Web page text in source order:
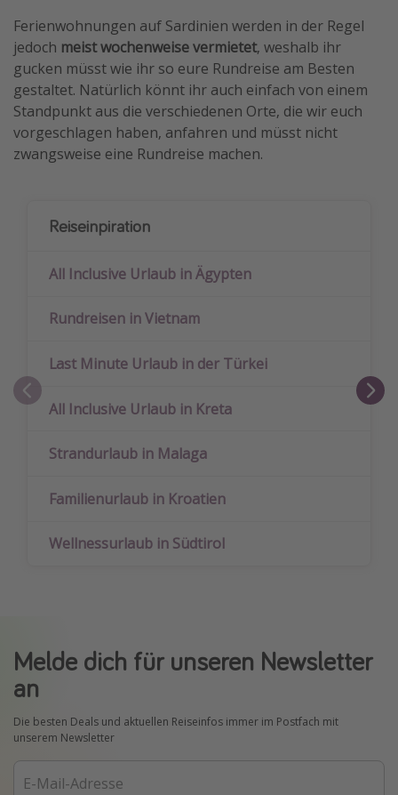
Ferienwohnungen auf Sardinien werden in der Regel
jedoch meist wochenweise vermietet, weshalb ihr
gucken müsst wie ihr so eure Rundreise am Besten
gestaltet. Natürlich könnt ihr auch einfach von einem
Standpunkt aus die verschiedenen Orte, die wir euch
vorgeschlagen haben, anfahren und müsst nicht
zwangsweise eine Rundreise machen.
Reiseinpiration
All Inclusive Urlaub in Ägypten
Rundreisen in Vietnam
Last Minute Urlaub in der Türkei
All Inclusive Urlaub in Kreta
Strandurlaub in Malaga
Familienurlaub in Kroatien
Wellnessurlaub in Südtirol
Melde dich für unseren Newsletter
an
Die besten Deals und aktuellen Reiseinfos immer im Postfach mit
unserem Newsletter